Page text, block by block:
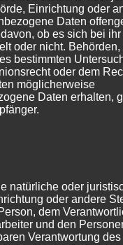
Einrichtung oder
Daten
ob es sich bei
oder nicht. Behörden,
bestimmten
oder dem
möglicherweise
Daten erhalten,
natürliche oder
oder andere
dem
und den
Verantwortung des